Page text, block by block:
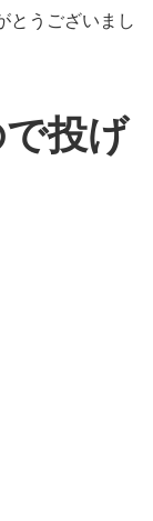
とうございまし
投げ